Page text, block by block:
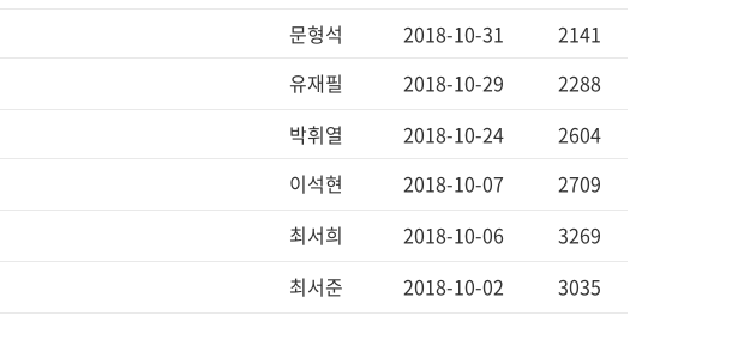
문형석 2018-10-31
2141
유재필 2018-10-29
2288
박휘열 2018-10-24
2604
이석현 2018-10-07
2709
최서희 2018-10-06
3269
최서준 2018-10-02 3035